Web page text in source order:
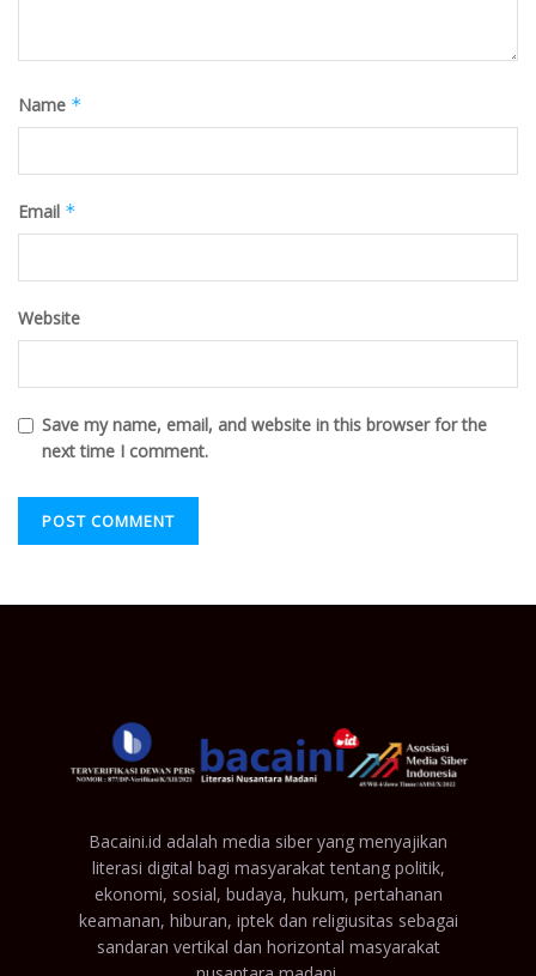
Name *
Email *
Website
Save my name, email, and website in this browser for the
next time I comment.
Bacaini.id adalah media siber yang menyajikan
literasi digital bagi masyarakat tentang politik,
ekonomi, sosial, budaya, hukum, pertahanan
keamanan, hiburan, iptek dan religiusitas sebagai
sandaran vertikal dan horizontal masyarakat